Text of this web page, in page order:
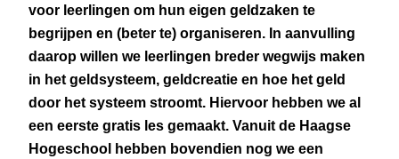
voor leerlingen om hun eigen geldzaken te
begrijpen en (beter te) organiseren. In aanvulling
daarop willen we leerlingen breder wegwijs maken
in het geldsysteem, geldcreatie en hoe het geld
door het systeem stroomt. Hiervoor hebben we al
een eerste gratis les gemaakt. Vanuit de Haagse
Hogeschool hebben bovendien nog we een